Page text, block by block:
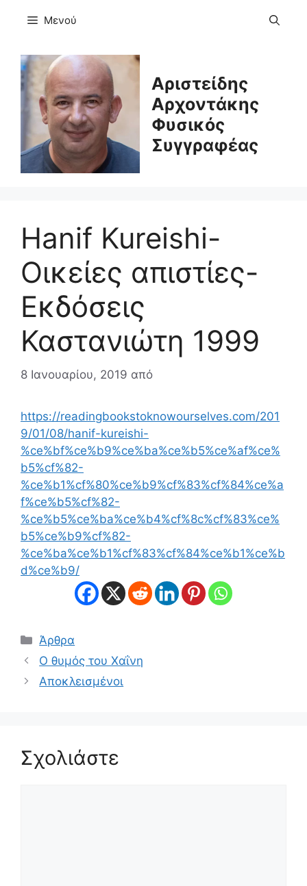
Μενού
Αριστείδης
Αρχοντάκης
Φυσικός
Συγγραφέας
Hanif Kureishi-
Οικείες απιστίες-
Εκδόσεις
Καστανιώτη 1999
8 Ιανουαρίου, 2019 από
https://readingbookstoknowourselves.com/201
9/01/08/hanif-kureishi-
%ce%bf%ce%b9%ce%ba%ce%b5%ce%af%ce%
b5%cf%82-
%ce%b1%cf%80%ce%b9%cf%83%cf%84%ce%a
f%ce%b5%cf%82-
%ce%b5%ce%ba%ce%b4%cf%8c%cf%83%ce%
b5%ce%b9%cf%82-
%ce%ba%ce%b1%cf%83%cf%84%ce%b1%ce%b
d%ce%b9/
Κατηγορίες
Άρθρα
Ο θυμός του Χαΐνη
Αποκλεισμένοι
Σχολιάστε